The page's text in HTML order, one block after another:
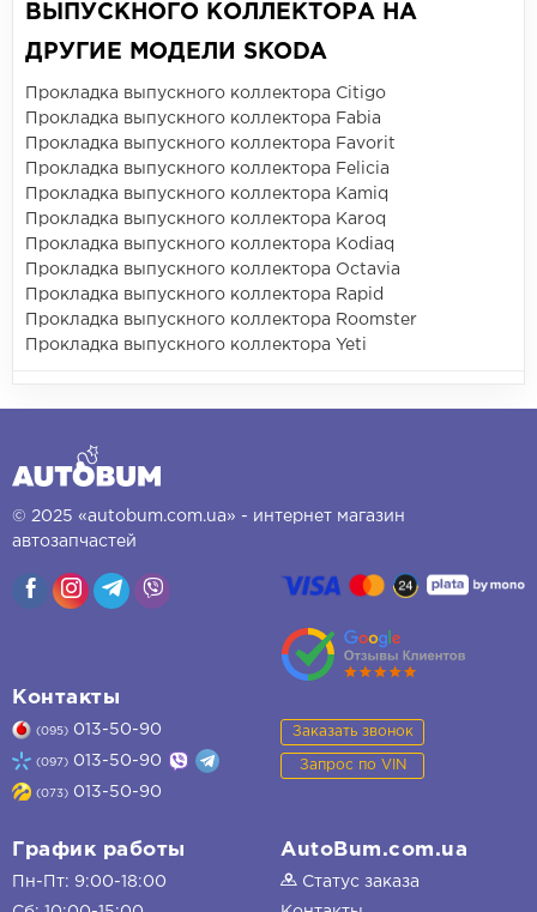
ВЫПУСКНОГО КОЛЛЕКТОРА НА
ДРУГИЕ МОДЕЛИ SKODA
Прокладка выпускного коллектора Citigo
Прокладка выпускного коллектора Fabia
Прокладка выпускного коллектора Favorit
Прокладка выпускного коллектора Felicia
Прокладка выпускного коллектора Kamiq
Прокладка выпускного коллектора Karoq
Прокладка выпускного коллектора Kodiaq
Прокладка выпускного коллектора Octavia
Прокладка выпускного коллектора Rapid
Прокладка выпускного коллектора Roomster
Прокладка выпускного коллектора Yeti
© 2025 «autobum.com.ua» - интернет магазин
автозапчастей
Контакты
(095) 013-50-90
(097) 013-50-90
(073) 013-50-90
Заказать звонок
Запрос по VIN
График работы
Пн-Пт: 9:00-18:00
AutoBum.com.ua
Статус заказа